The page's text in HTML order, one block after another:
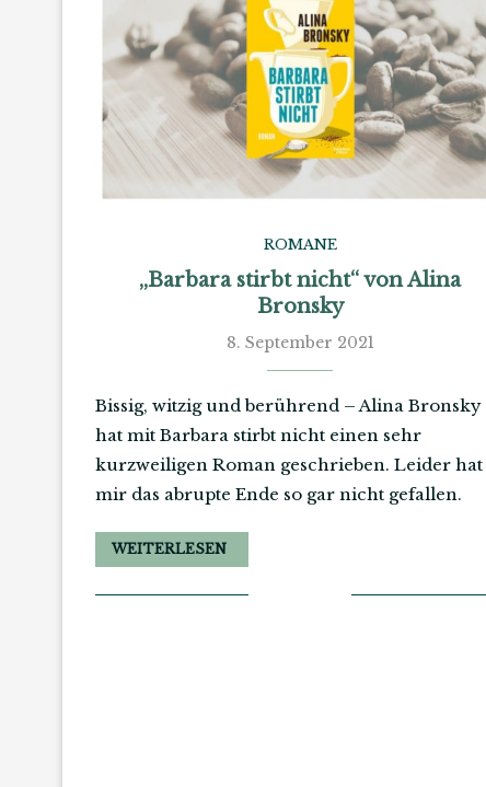
ROMANE
„Barbara stirbt nicht“ von Alina
Bronsky
8. September 2021
Bissig, witzig und berührend – Alina Bronsky
hat mit Barbara stirbt nicht einen sehr
kurzweiligen Roman geschrieben. Leider hat
mir das abrupte Ende so gar nicht gefallen.
WEITERLESEN